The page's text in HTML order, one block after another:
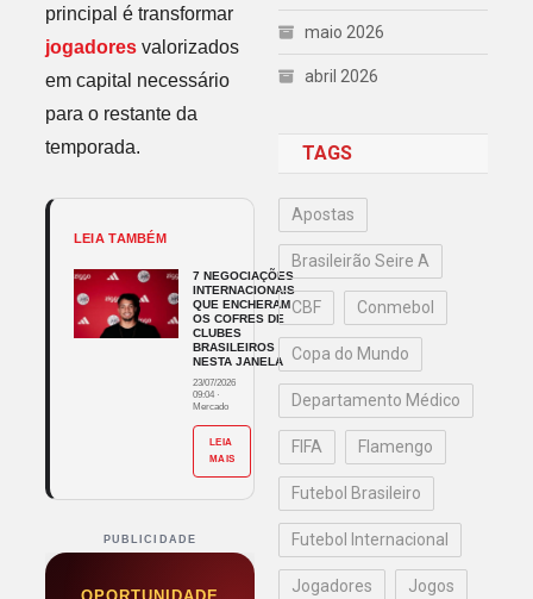
principal é transformar
jogadoresvalorizados
em capital necessário
para o restante da
temporada.
LEIA TAMBÉM
7 NEGOCIAÇÕES
INTERNACIONAIS
QUE ENCHERAM
OS COFRES DE
CLUBES
BRASILEIROS
NESTA JANELA
23/07/2026
09:04 ·
Mercado
LEIA
MAIS
PUBLICIDADE
maio 2026
abril 2026
TAGS
Apostas
Brasileirão Seire A
CBF Conmebol
Copa do Mundo
Departamento Médico
FIFA Flamengo
Futebol Brasileiro
Futebol Internacional
Jogadores Jogos